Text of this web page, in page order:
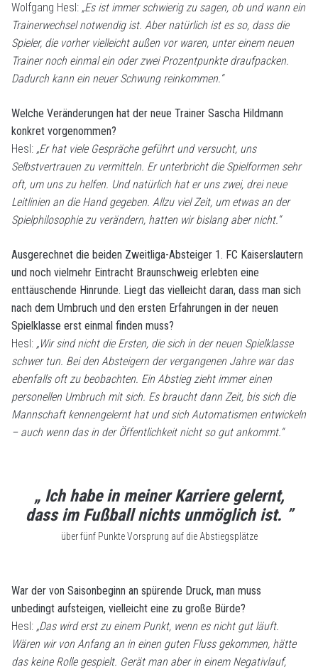
Wolfgang Hesl: „Es ist immer schwierig zu sagen, ob und wann ein
Trainerwechsel notwendig ist. Aber natürlich ist es so, dass die
Spieler, die vorher vielleicht außen vor waren, unter einem neuen
Trainer noch einmal ein oder zwei Prozentpunkte draufpacken.
Dadurch kann ein neuer Schwung reinkommen.“
Welche Veränderungen hat der neue Trainer Sascha Hildmann
konkret vorgenommen?
Hesl: „Er hat viele Gespräche geführt und versucht, uns
Selbstvertrauen zu vermitteln. Er unterbricht die Spielformen sehr
oft, um uns zu helfen. Und natürlich hat er uns zwei, drei neue
Leitlinien an die Hand gegeben. Allzu viel Zeit, um etwas an der
Spielphilosophie zu verändern, hatten wir bislang aber nicht.“
Ausgerechnet die beiden Zweitliga-Absteiger 1. FC Kaiserslautern
und noch vielmehr Eintracht Braunschweig erlebten eine
enttäuschende Hinrunde. Liegt das vielleicht daran, dass man sich
nach dem Umbruch und den ersten Erfahrungen in der neuen
Spielklasse erst einmal finden muss?
Hesl: „Wir sind nicht die Ersten, die sich in der neuen Spielklasse
schwer tun. Bei den Absteigern der vergangenen Jahre war das
ebenfalls oft zu beobachten. Ein Abstieg zieht immer einen
personellen Umbruch mit sich. Es braucht dann Zeit, bis sich die
Mannschaft kennengelernt hat und sich Automatismen entwickeln
– auch wenn das in der Öffentlichkeit nicht so gut ankommt.“
„ Ich habe in meiner Karriere gelernt,
dass im Fußball nichts unmöglich ist. ”
über fünf Punkte Vorsprung auf die Abstiegsplätze
War der von Saisonbeginn an spürende Druck, man muss
unbedingt aufsteigen, vielleicht eine zu große Bürde?
Hesl: „Das wird erst zu einem Punkt, wenn es nicht gut läuft.
Wären wir von Anfang an in einen guten Fluss gekommen, hätte
das keine Rolle gespielt. Gerät man aber in einem Negativlauf,